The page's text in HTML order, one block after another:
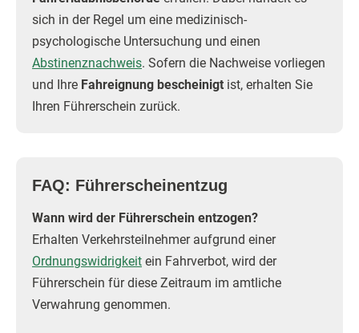
sich in der Regel um eine medizinisch-
psychologische Untersuchung und einen
Abstinenznachweis. Sofern die Nachweise vorliegen
und Ihre Fahreignung bescheinigt ist, erhalten Sie
Ihren Führerschein zurück.
FAQ: Führerscheinentzug
Wann wird der Führerschein entzogen?
Erhalten Verkehrsteilnehmer aufgrund einer
Ordnungswidrigkeit ein Fahrverbot, wird der
Führerschein für diese Zeitraum im amtliche
Verwahrung genommen.